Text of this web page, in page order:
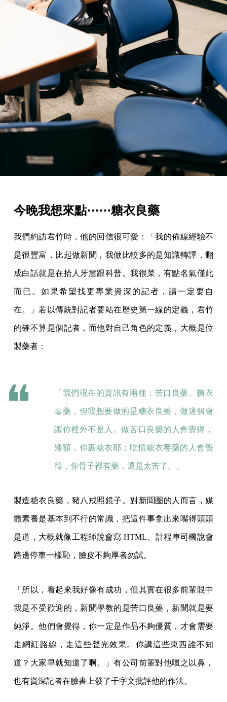
今晚我想來點⋯⋯糖衣良藥
我們約訪君竹時，他的回信很可愛：「我的佈線經驗不
是很豐富，比起做新聞，我做比較多的是知識轉譯，翻
成白話就是在拾人牙慧跟科普。我很菜，有點名氣僅此
而已。如果希望找更專業資深的記者，請一定要自
在。」若以傳統對記者要站在歷史第一線的定義，君竹
的確不算是個記者，而他對自己角色的定義，大概是位
製藥者：
「我們現在的資訊有兩種：苦口良藥、糖衣
毒藥，但我想要做的是糖衣良藥，做這個會
讓你裡外不是人。做苦口良藥的人會覺得，
矮額，你裹糖衣耶；吃慣糖衣毒藥的人會覺
得，你骨子裡有藥，還是太苦了。」
製造糖衣良藥，豬八戒照鏡子。對新聞圈的人而言，媒
體素養是基本到不行的常識，把這件事拿出來嘴得頭頭
是道，大概就像工程師說會寫 HTML、計程車司機說會
路邊停車一樣恥，臉皮不夠厚者勿試。
「所以，看起來我好像有成功，但其實在很多前輩眼中
我是不受歡迎的，新聞學教的是苦口良藥，新聞就是要
純淨。他們會覺得，你一定是作品不夠優質，才會需要
走網紅路線，走這些聲光效果。你講這些東西誰不知
道？大家早就知道了啊。」有公司前輩對他嗤之以鼻，
也有資深記者在臉書上發了千字文批評他的作法。